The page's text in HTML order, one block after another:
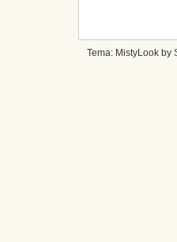
Tema: MistyLook by